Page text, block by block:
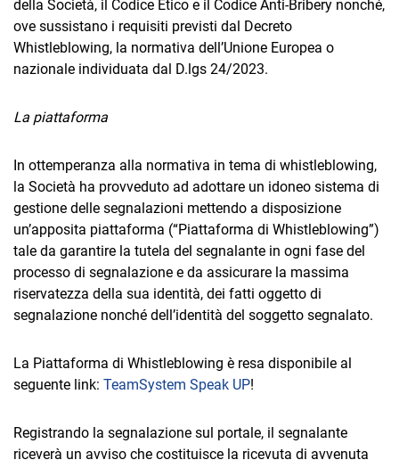
della Società, il Codice Etico e il Codice Anti-Bribery nonché,
ove sussistano i requisiti previsti dal Decreto
Whistleblowing, la normativa dell’Unione Europea o
nazionale individuata dal D.lgs 24/2023.
La piattaforma
In ottemperanza alla normativa in tema di whistleblowing,
la Società ha provveduto ad adottare un idoneo sistema di
gestione delle segnalazioni mettendo a disposizione
un’apposita piattaforma (“Piattaforma di Whistleblowing”)
tale da garantire la tutela del segnalante in ogni fase del
processo di segnalazione e da assicurare la massima
riservatezza della sua identità, dei fatti oggetto di
segnalazione nonché dell’identità del soggetto segnalato.
La Piattaforma di Whistleblowing è resa disponibile al
seguente link: TeamSystem Speak UP!
Registrando la segnalazione sul portale, il segnalante
riceverà un avviso che costituisce la ricevuta di avvenuta